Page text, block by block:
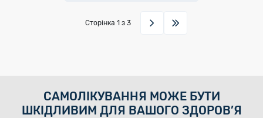
Сторінка 1 з 3
САМОЛІКУВАННЯ МОЖЕ БУТИ
ШКІДЛИВИМ ДЛЯ ВАШОГО ЗДОРОВ’Я